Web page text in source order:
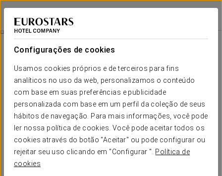
Configurações de cookies
Usamos cookies próprios e de terceiros para fins
analíticos no uso da web, personalizamos o conteúdo
com base em suas preferências e publicidade
personalizada com base em um perfil da coleção de seus
hábitos de navegação. Para mais informações, você pode
ler nossa política de cookies. Você pode aceitar todos os
cookies através do botão "Aceitar" ou pode configurar ou
rejeitar seu uso clicando em "Configurar ". Política de
cookies
Eurostars Conquistador
CÓRDOVA
Massagem Relaxante
€ 65
Massagem relaxante